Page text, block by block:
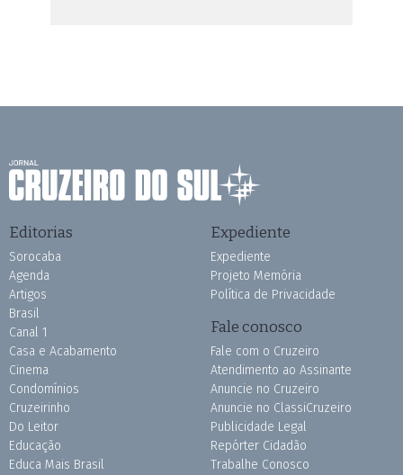
Editorias
Sorocaba
Agenda
Artigos
Brasil
Canal 1
Casa e Acabamento
Cinema
Condomínios
Cruzeirinho
Do Leitor
Educação
Educa Mais Brasil
Expediente
Expediente
Projeto Memória
Política de Privacidade
Fale conosco
Fale com o Cruzeiro
Atendimento ao Assinante
Anuncie no Cruzeiro
Anuncie no ClassiCruzeiro
Publicidade Legal
Repórter Cidadão
Trabalhe Conosco